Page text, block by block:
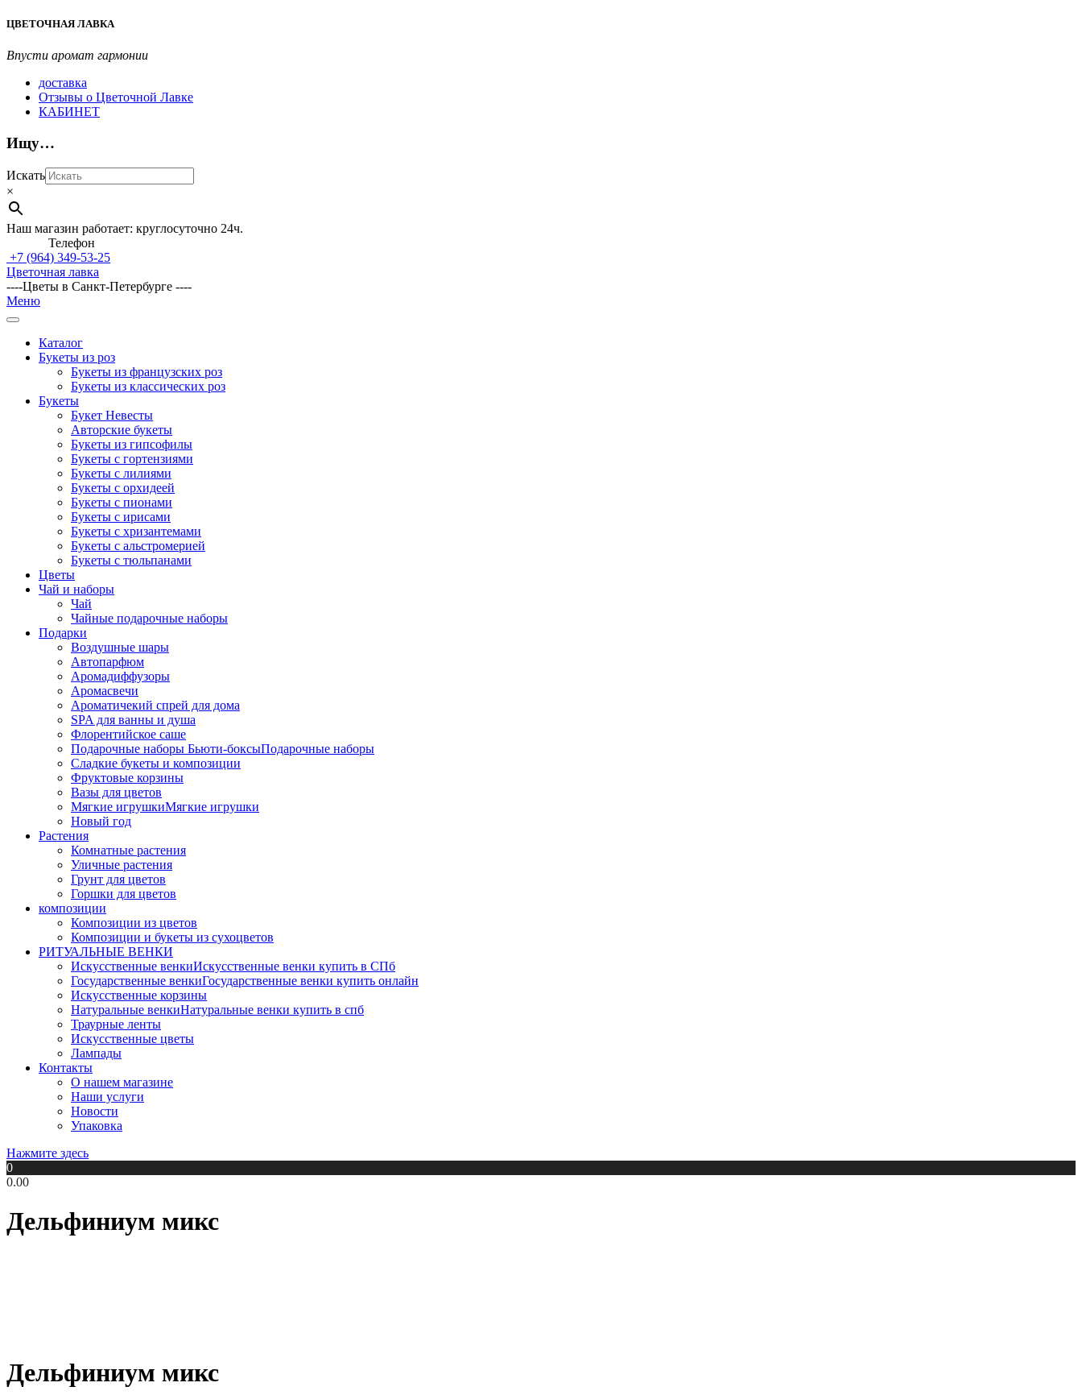
Перейти
содержимому
ЦВЕТОЧНАЯ ЛАВКА
Впусти аромат гармонии
доставка
Отзывы о Цветочной Лавке
КАБИНЕТ
Ищу…
Искать
×
Наш магазин работает: круглосуточно 24ч.
Телефон
+7 (964) 349-53-25
Цветочная лавка
----Цветы в Санкт-Петербурге ----
Главное
навигационное
Меню
Каталог
Букеты из роз
Букеты из французских роз
Букеты из классических роз
Букеты
Букет Невесты
Авторские букеты
Букеты из гипсофилы
Букеты с гортензиями
Букеты с лилиями
Букеты с орхидеей
Букеты с пионами
Букеты с ирисами
Букеты с хризантемами
Букеты с альстромерией
Букеты с тюльпанами
Цветы
Чай и наборы
Чай
Чайные подарочные наборы
Подарки
Воздушные шары
Автопарфюм
Аромадиффузоры
Аромасвечи
Ароматичекий спрей для дома
SPA для ванны и душа
Флорентийское саше
Подарочные наборы Бьюти-боксыПодарочные наборы
Сладкие букеты и композиции
Фруктовые корзины
Вазы для цветов
Мягкие игрушкиМягкие игрушки
Новый год
Растения
Комнатные растения
Уличные растения
Грунт для цветов
Горшки для цветов
композиции
Композиции из цветов
Композиции и букеты из сухоцветов
РИТУАЛЬНЫЕ ВЕНКИ
Искусственные венкиИскусственные венки купить в СПб
Государственные венкиГосударственные венки купить онлайн
Искусственные корзины
Натуральные венкиНатуральные венки купить в спб
Траурные ленты
Искусственные цветы
Лампады
Контакты
О нашем магазине
Наши услуги
Новости
Упаковка
Нажмите здесь
0
0.00
Дельфиниум микс
Дельфиниум микс